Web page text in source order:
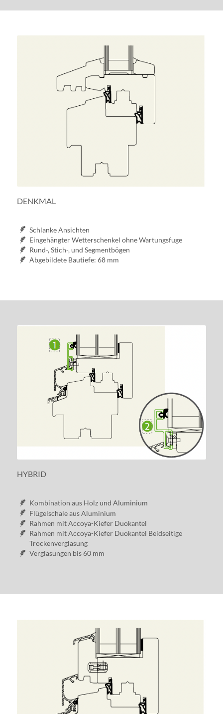
DENKMAL
Schlanke Ansichten
Eingehängter Wetterschenkel ohne Wartungsfuge
Rund-, Stich-, und Segmentbögen
Abgebildete Bautiefe: 68 mm
HYBRID
Kombination aus Holz und Aluminium
Flügelschale aus Aluminium
Rahmen mit Accoya-Kiefer Duokantel
Rahmen mit Accoya-Kiefer Duokantel Beidseitige
Trockenverglasung
Verglasungen bis 60 mm